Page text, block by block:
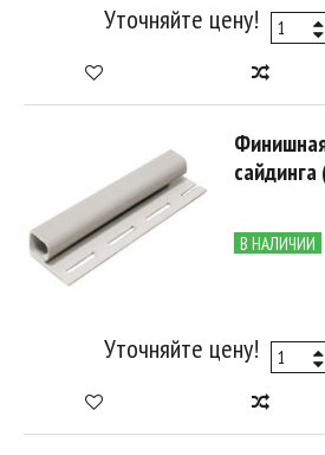
Уточняйте цену!
В НАЛИЧИИ
Уточняйте цену!